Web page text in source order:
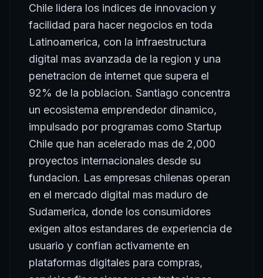
Chile lidera los indices de innovacion y
facilidad para hacer negocios en toda
Latinoamerica, con la infraestructura
digital mas avanzada de la region y una
penetracion de internet que supera el
92% de la poblacion. Santiago concentra
un ecosistema emprendedor dinamico,
impulsado por programas como Startup
Chile que han acelerado mas de 2,000
proyectos internacionales desde su
fundacion. Las empresas chilenas operan
en el mercado digital mas maduro de
Sudamerica, donde los consumidores
exigen altos estandares de experiencia de
usuario y confian activamente en
plataformas digitales para compras,